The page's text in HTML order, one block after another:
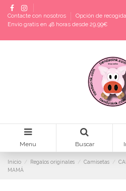
Contacte con nosotros
Opción de
Envío gratis en 48 horas desde 29,99€
Menu Buscar
Inicio Regalos originales Camisetas
MAMÁ